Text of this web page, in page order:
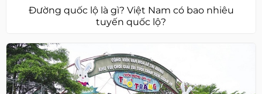
Đường quốc lộ là gì? Việt Nam có bao nhiêu
tuyến quốc lộ?